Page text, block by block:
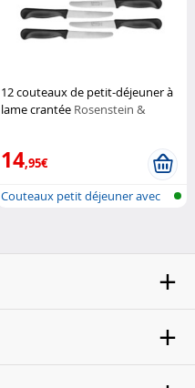
12 couteaux de petit-déjeuner à
lame crantée Rosenstein &
14,95€
Couteaux petit déjeuner avec